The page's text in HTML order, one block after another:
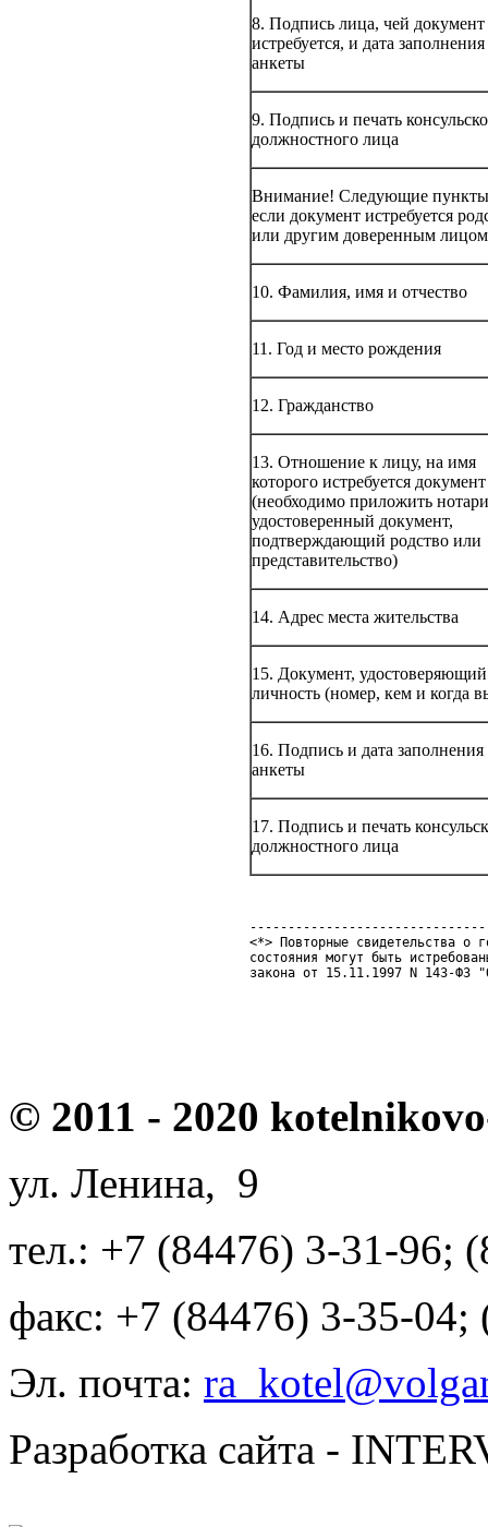
8. Подпись лица, чей документ
истребуется, и дата заполнения
анкеты
9. Подпись и печать
должностного лица
Внимание! Следующие пункты
если документ истребуется
или другим доверенным лицом
10. Фамилия, имя и отчество
11. Год и место рождения
12. Гражданство
13. Отношение к лицу, на имя
которого истребуется документ
(необходимо приложить
удостоверенный документ,
подтверждающий родство или
представительство)
14. Адрес места жительства
15. Документ, удостоверяющий
личность (номер, кем и когда
16. Подпись и дата заполнения
анкеты
17. Подпись и печать
должностного лица
<*> Повторные свидетельства о
состояния могут быть
закона от 15.11.1997 N 143-ФЗ
© 2011 - 2020
ул. Ленина, 9
тел.: +7 (84476) 3-31-96;
факс: +7 (84476) 3-35-04;
Эл. почта:
Разработка сайта -